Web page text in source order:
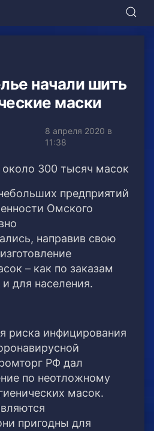
начали шить
маски
8 апреля 2020 в
11:38
около 300 тысяч масок
предприятий
Омского
направив свою
– как по заказам
и для населения.
риска инфицирования
РФ дал
по неотложному
масок.
пригодны для